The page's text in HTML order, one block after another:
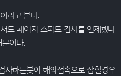
라고 본다.
도 페이지 스피드 검사를 언제했냐
이다.
사하는봇이 해외접속으로 잡힐경우